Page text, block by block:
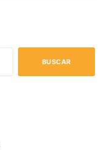
BUSCAR